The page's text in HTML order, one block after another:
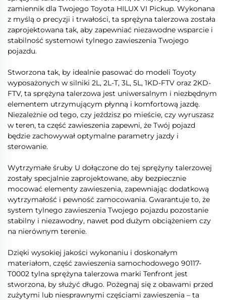
zamiennik dla Twojego Toyota HILUX VI Pickup. Wykonana
z myślą o precyzji i trwałości, ta sprężyna talerzowa została
zaprojektowana tak, aby zapewniać niezawodne wsparcie i
stabilność systemowi tylnego zawieszenia Twojego
pojazdu.
Stworzona tak, by idealnie pasować do modeli Toyoty
wyposażonych w silniki 2L, 2L-T, 3L, 5L, 1KD-FTV oraz 2KD-
FTV, ta sprężyna talerzowa jest uniwersalnym i niezbędnym
elementem utrzymującym płynną i komfortową jazdę.
Niezależnie od tego, czy jeździsz po mieście, czy wyruszasz
w teren, ta część zawieszenia zapewni, że Twój pojazd
będzie zachowywał optymalne parametry jazdy i
sterowanie.
Wytrzymałe śruby U dołączone do tej sprężyny talerzowej
zostały specjalnie zaprojektowane, aby bezpiecznie
mocować elementy zawieszenia, zapewniając dodatkową
wytrzymałość i pewność zamocowania. Gwarantuje to, że
system tylnego zawieszenia Twojego pojazdu pozostanie
stabilny i niezawodny, nawet pod dużym obciążeniem czy
na nierównym terenie.
Dzięki wysokiej jakości wykonaniu i doskonałym
materiałom, część zawieszenia samochodowego 90117-
T0002 tylna sprężyna talerzowa marki Tenfront jest
stworzona, by służyć długo. Pożegnaj się z obawami przed
zużytymi lub niesprawnymi częściami zawieszenia – ta